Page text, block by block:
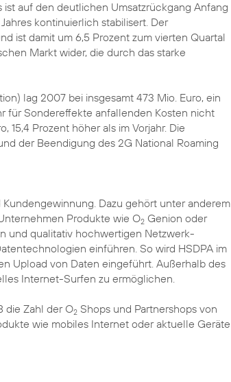
ist auf den deutlichen Umsatzrückgang Anfang
kontinuierlich stabilisert. Der
ist damit um 6,5 Prozent zum vierten Quartal
Markt wider, die durch das starke
lag 2007 bei insgesamt 473 Mio. Euro, ein
für Sondereffekte anfallenden Kosten nicht
Prozent höher als im Vorjahr. Die
der Beendigung des 2G National Roaming
Dazu gehört unter anderem
Produkte wie O2 Genion oder
und qualitativ hochwertigen Netzwerk-
einführen. So wird HSDPA im
Upload von Daten eingeführt. Außerhalb des
Internet-Surfen zu ermöglichen.
die Zahl der O2 Shops und Partnershops von
wie mobiles Internet oder aktuelle Geräte